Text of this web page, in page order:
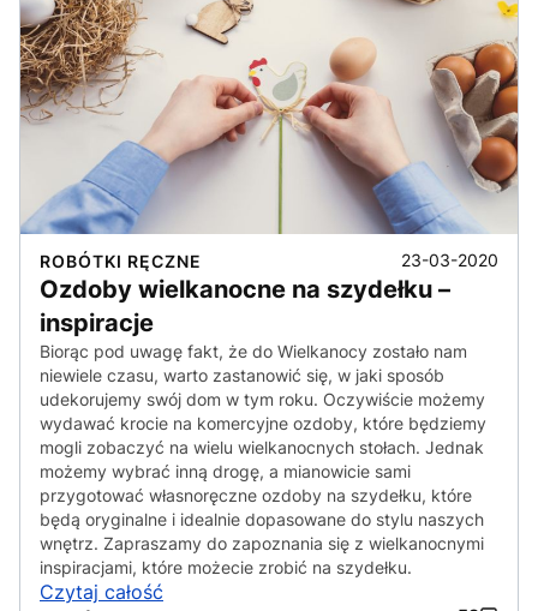
ROBÓTKI RĘCZNE 23-03-2020
Ozdoby wielkanocne na szydełku –
inspiracje
Biorąc pod uwagę fakt, że do Wielkanocy zostało nam
niewiele czasu, warto zastanowić się, w jaki sposób
udekorujemy swój dom w tym roku. Oczywiście możemy
wydawać krocie na komercyjne ozdoby, które będziemy
mogli zobaczyć na wielu wielkanocnych stołach. Jednak
możemy wybrać inną drogę, a mianowicie sami
przygotować własnoręczne ozdoby na szydełku, które
będą oryginalne i idealnie dopasowane do stylu naszych
wnętrz. Zapraszamy do zapoznania się z wielkanocnymi
inspiracjami, które możecie zrobić na szydełku.
Czytaj całość